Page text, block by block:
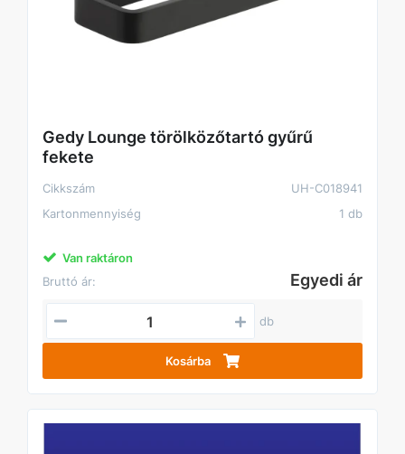
Gedy Lounge törölközőtartó gyűrű
fekete
Cikkszám
UH-C018941
Kartonmennyiség
1 db
Van raktáron
Bruttó ár:
Egyedi ár
db
Kosárba